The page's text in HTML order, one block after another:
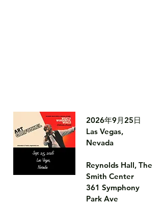
2026年9月25日
Las Vegas,
Nevada
Reynolds Hall, The
Smith Center
361 Symphony
Park Ave